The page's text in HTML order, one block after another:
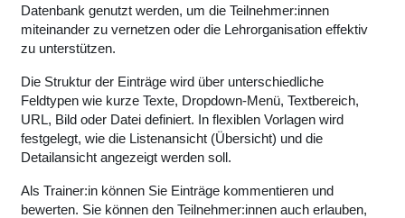
Datenbank genutzt werden, um die Teilnehmer:innen
miteinander zu vernetzen oder die Lehrorganisation effektiv
zu unterstützen.
Die Struktur der Einträge wird über unterschiedliche
Feldtypen wie kurze Texte, Dropdown-Menü, Textbereich,
URL, Bild oder Datei definiert. In flexiblen Vorlagen wird
festgelegt, wie die Listenansicht (Übersicht) und die
Detailansicht angezeigt werden soll.
Als Trainer:in können Sie Einträge kommentieren und
bewerten. Sie können den Teilnehmer:innen auch erlauben,